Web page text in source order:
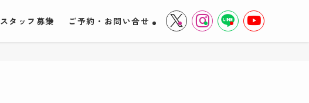
スタッフ募集 ご予約・お問い合せ